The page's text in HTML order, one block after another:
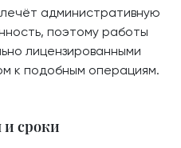
административную
поэтому работы
лицензированными
к подобным операциям.
и сроки